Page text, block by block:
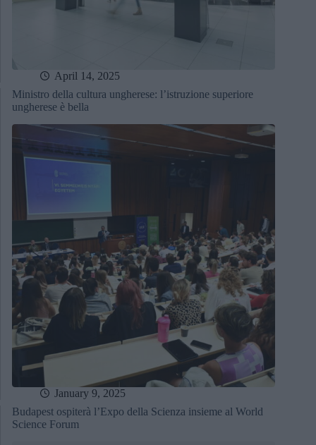
April 14, 2025
Ministro della cultura ungherese: l’istruzione superiore
ungherese è bella
January 9, 2025
Budapest ospiterà l’Expo della Scienza insieme al World
Science Forum